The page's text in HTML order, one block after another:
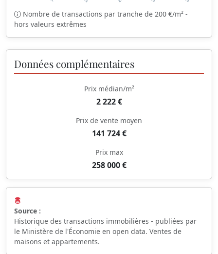
Nombre de transactions par tranche de 200 €/m² -
hors valeurs extrêmes
Données complémentaires
Prix médian/m²
2 222 €
Prix de vente moyen
141 724 €
Prix max
258 000 €
Source :
Historique des transactions immobilières - publiées par
le Ministère de l'Économie en open data. Ventes de
maisons et appartements.